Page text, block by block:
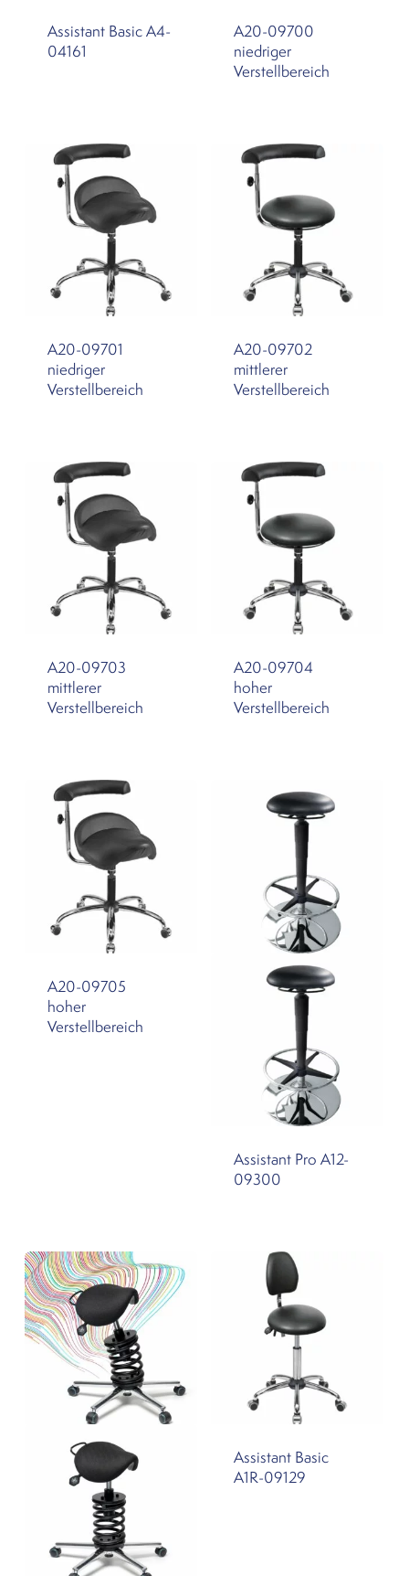
Assistant Basic A4-
04161
A20-09700
niedriger
Verstellbereich
A20-09701
niedriger
Verstellbereich
A20-09702
mittlerer
Verstellbereich
A20-09703
mittlerer
Verstellbereich
A20-09704
hoher
Verstellbereich
A20-09705
hoher
Verstellbereich
Assistant Pro A12-
09300
Assistant Basic
A1R-09129